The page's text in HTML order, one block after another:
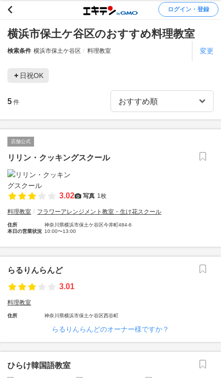
ログイン・登録
横浜市保土ケ谷区のおすすめ料理教室
検索条件 横浜市保土ケ谷区 料理教室 変更
日祝OK
5 件
店舗公式
リリン・クッキングスクール
3.02 写真 1枚
料理教室 フラワーアレンジメント教室・生け花スクール
住所
神奈川県横浜市保土ケ谷区今井町484-6
本日の営業状況 10:00〜13:00
らるりんらんど
3.01
料理教室
住所 神奈川県横浜市保土ケ谷区西谷町
らるりんらんどのオーナー様ですか？
ひらけ韓国語教室